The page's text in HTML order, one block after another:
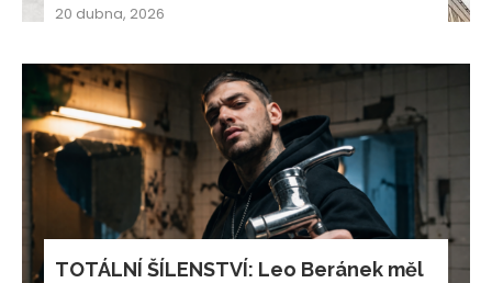
20 dubna, 2026
TOTÁLNÍ ŠÍLENSTVÍ: Leo Beránek měl